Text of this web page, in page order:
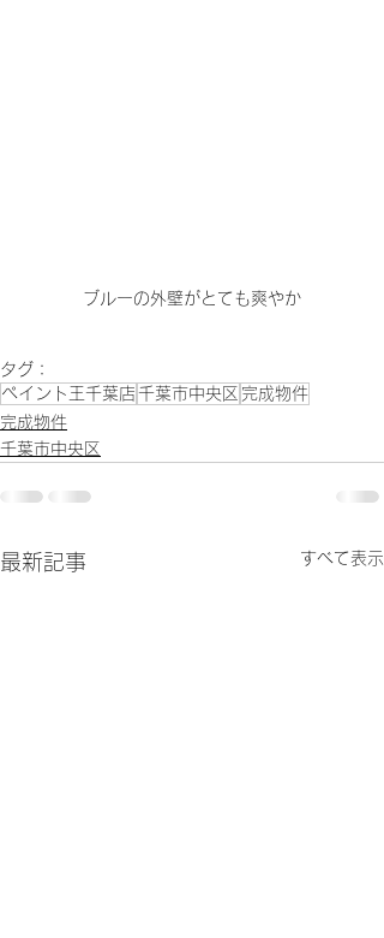
ブルーの外壁がとても爽やか
タグ：
ペイント王千葉店 千葉市中央区 完成物件
完成物件
千葉市中央区
最新記事 すべて表示